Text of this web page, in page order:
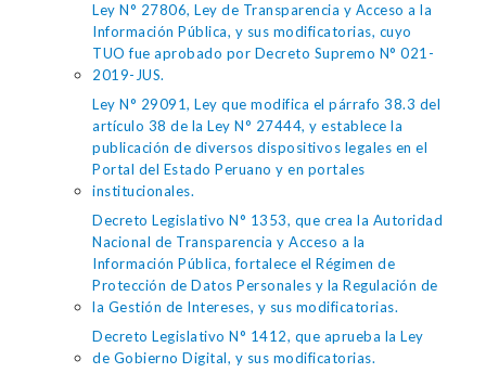
Ley N° 27806, Ley de Transparencia y Acceso a la
Información Pública, y sus modificatorias, cuyo
TUO fue aprobado por Decreto Supremo N° 021-
2019-JUS.
Ley N° 29091, Ley que modifica el párrafo 38.3 del
artículo 38 de la Ley N° 27444, y establece la
publicación de diversos dispositivos legales en el
Portal del Estado Peruano y en portales
institucionales.
Decreto Legislativo N° 1353, que crea la Autoridad
Nacional de Transparencia y Acceso a la
Información Pública, fortalece el Régimen de
Protección de Datos Personales y la Regulación de
la Gestión de Intereses, y sus modificatorias.
Decreto Legislativo N° 1412, que aprueba la Ley
de Gobierno Digital, y sus modificatorias.